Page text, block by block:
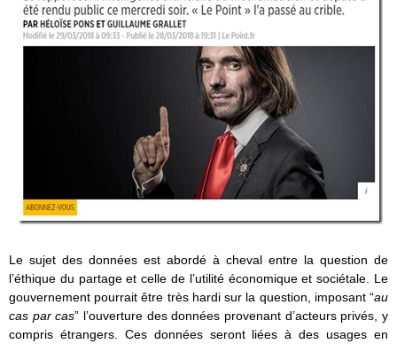
Le sujet des données est abordé à cheval entre la question de
l’éthique du partage et celle de l’utilité économique et sociétale. Le
gouvernement pourrait être très hardi sur la question, imposant “au
cas par cas” l’ouverture des données provenant d’acteurs privés, y
compris étrangers. Ces données seront liées à des usages en